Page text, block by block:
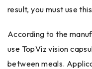
result, you must use
According to the
use TopViz vision
between meals.